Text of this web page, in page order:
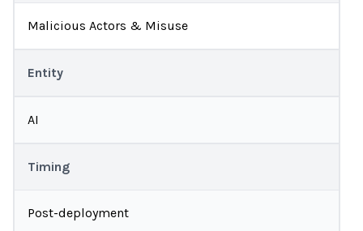
Malicious Actors & Misuse
Entity
AI
Timing
Post-deployment